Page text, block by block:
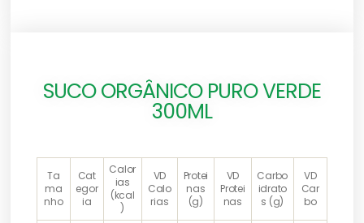
SUCO ORGÂNICO PURO VERDE
300ML
Ta
ma
nho
Cat
egor
ia
Calor
ias
(kcal
)
VD
Calo
rias
Protei
nas
(g)
VD
Protei
nas
Carbo
idrato
s (g)
VD
Car
bo